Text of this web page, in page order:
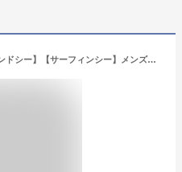
【SURF-N-SEA】【サーフアンドシー】【サーフィンシー】メンズ半袖Tシャツワンカラー・サーファーX-ingHawaii ハワイ雑貨 ハワイアン